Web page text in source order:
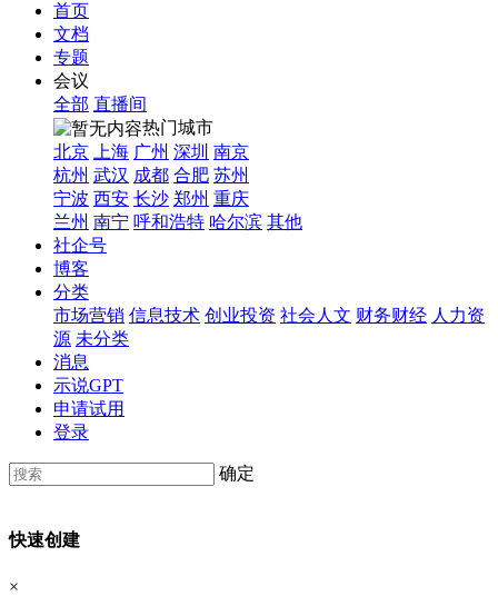
首页
文档
专题
会议
全部 直播间
热门城市
北京
上海 广州 深圳 南京
杭州 武汉 成都 合肥 苏州
宁波 西安 长沙 郑州 重庆
兰州 南宁 呼和浩特 哈尔滨 其他
社企号
博客
分类
市场营销 信息技术 创业投资 社会人文 财务财经 人力资
源 未分类
消息
示说GPT
申请试用
登录
确定
快速创建
×